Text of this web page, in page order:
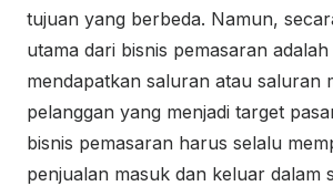
tujuan yang berbeda. Namun,
utama dari bisnis pemasaran
mendapatkan saluran atau saluran
pelanggan yang menjadi target
bisnis pemasaran harus selalu
penjualan masuk dan keluar dalam